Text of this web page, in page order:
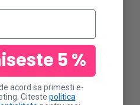
5 %
acord sa primesti e-
Citeste politica